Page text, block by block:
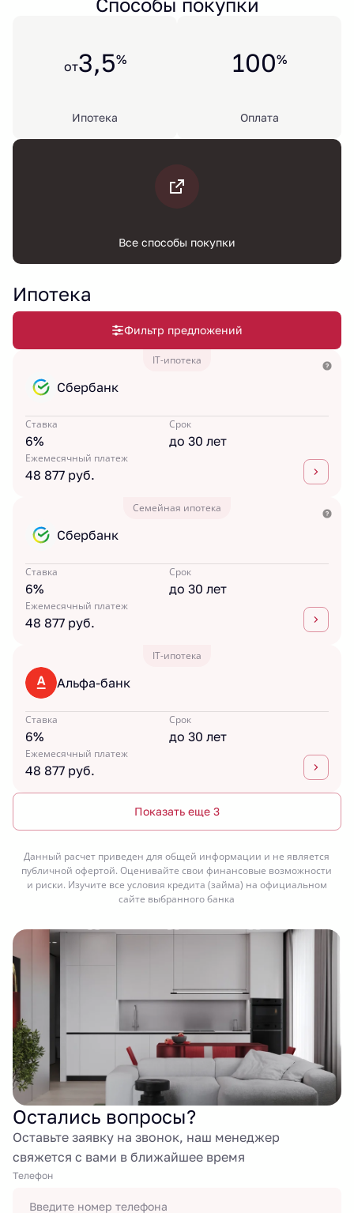
от3,5%
Ипотека
100%
Оплата
Все способы покупки
Ипотека
Фильтр предложений
IT-ипотека
Сбербанк
Ставка
6%
Срок
до 30 лет
Ежемесячный платеж
48 877 руб.
Семейная ипотека
Сбербанк
Ставка
6%
Срок
до 30 лет
Ежемесячный платеж
48 877 руб.
IT-ипотека
Альфа-банк
Ставка
6%
Срок
до 30 лет
Ежемесячный платеж
48 877 руб.
Показать еще 3
Данный расчет приведен для общей информации и не является
публичной офертой. Оценивайте свои финансовые возможности
и риски. Изучите все условия кредита (займа) на официальном
сайте выбранного банка
Остались вопросы?
Оставьте заявку на звонок, наш менеджер
свяжется с вами в ближайшее время
Tелефон